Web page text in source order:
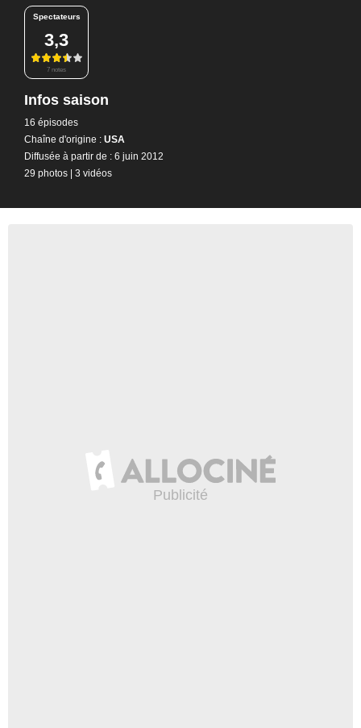
Spectateurs
3,3
7 notes
Infos saison
16 épisodes
Chaîne d'origine : USA
Diffusée à partir de : 6 juin 2012
29 photos | 3 vidéos